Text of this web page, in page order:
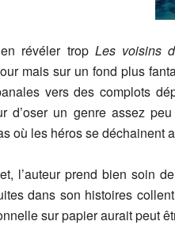
révéler trop Les voisins
mais sur un fond plus
vers des complots
d’oser un genre assez
où les héros se
l’auteur prend bien soin
dans son histoires
sur papier aurait peut